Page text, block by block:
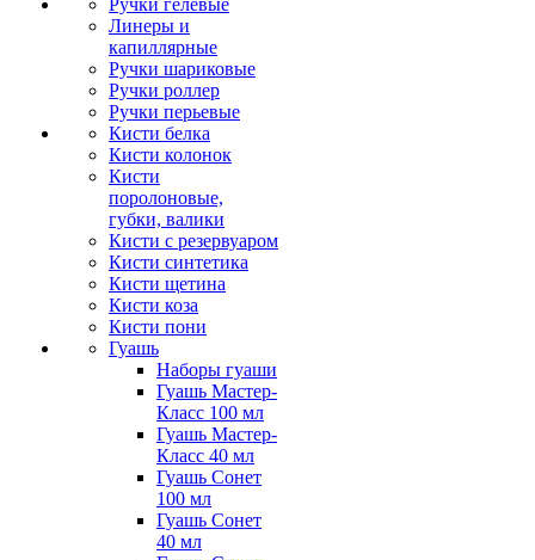
Ручки гелевые
Линеры и
капиллярные
Ручки шариковые
Ручки роллер
Ручки перьевые
Кисти белка
Кисти колонок
Кисти
поролоновые,
губки, валики
Кисти с резервуаром
Кисти синтетика
Кисти щетина
Кисти коза
Кисти пони
Гуашь
Наборы гуаши
Гуашь Мастер-
Класс 100 мл
Гуашь Мастер-
Класс 40 мл
Гуашь Сонет
100 мл
Гуашь Сонет
40 мл